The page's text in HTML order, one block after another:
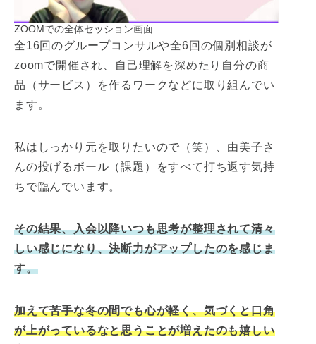
ZOOMでの全体セッション画面
全16回のグループコンサルや全6回の個別相談が
zoomで開催され、自己理解を深めたり自分の商
品（サービス）を作るワークなどに取り組んでい
ます。
私はしっかり元を取りたいので（笑）、由美子さ
んの投げるボール（課題）をすべて打ち返す気持
ちで臨んでいます。
その結果、入会以降いつも思考が整理されて清々
しい感じになり、決断力がアップしたのを感じま
す。
加えて苦手な冬の間でも心が軽く、気づくと口角
が上がっているなと思うことが増えたのも嬉しい